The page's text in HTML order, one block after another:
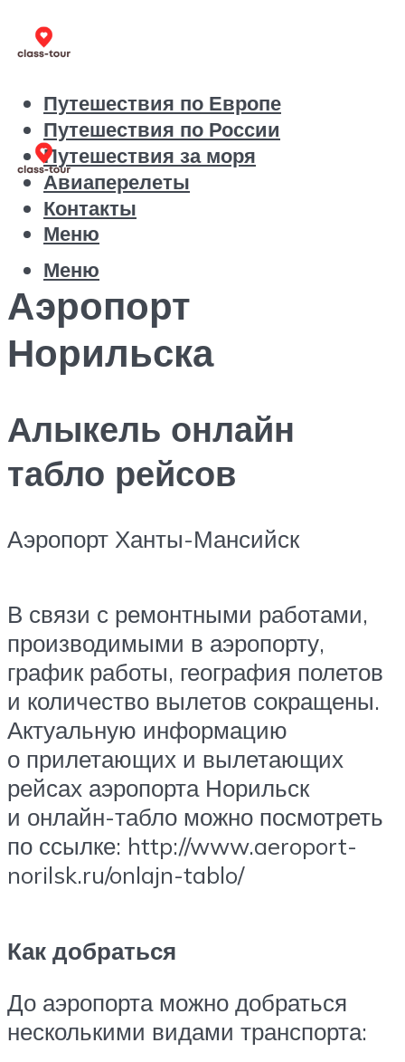
Путешествия по Европе
Путешествия по России
Путешествия за моря
Авиаперелеты
Контакты
Меню
Меню
Аэропорт
Норильска
Алыкель онлайн
табло рейсов
Аэропорт Ханты-Мансийск
В связи с ремонтными работами,
производимыми в аэропорту,
график работы, география полетов
и количество вылетов сокращены.
Актуальную информацию
о прилетающих и вылетающих
рейсах аэропорта Норильск
и онлайн-табло можно посмотреть
по ссылке: http://www.aeroport-
norilsk.ru/onlajn-tablo/
Как добраться
До аэропорта можно добраться
несколькими видами транспорта: